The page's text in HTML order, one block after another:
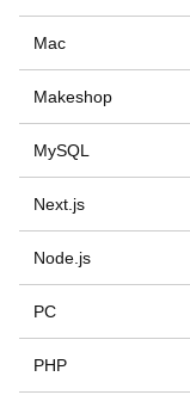
Mac
Makeshop
MySQL
Next.js
Node.js
PC
PHP